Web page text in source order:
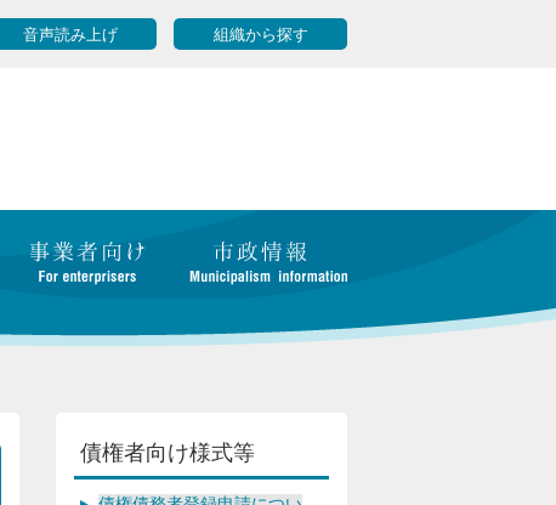
音声読み上げ 組織から探す
債権者向け様式等